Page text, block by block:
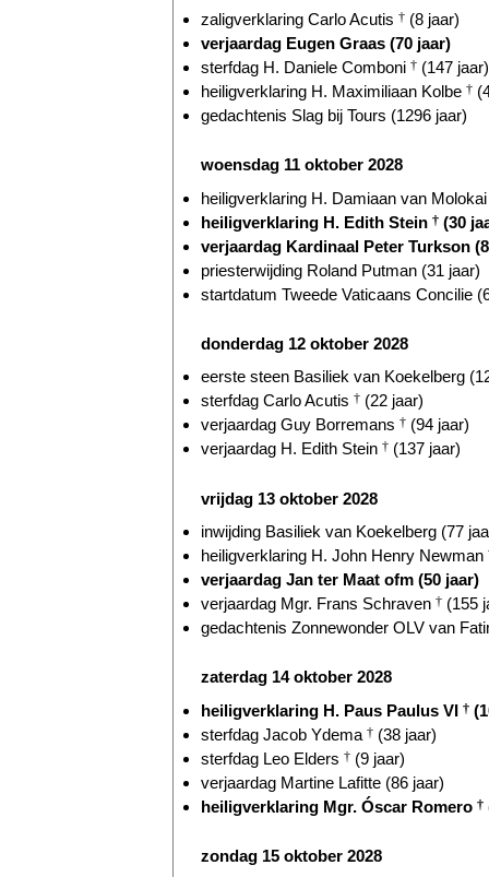
zaligverklaring Carlo Acutis † (8 jaar)
verjaardag Eugen Graas (70 jaar)
sterfdag H. Daniele Comboni † (147 jaar)
heiligverklaring H. Maximiliaan Kolbe †
gedachtenis Slag bij Tours (1296 jaar)
woensdag 11 oktober 2028
heiligverklaring H. Damiaan van
heiligverklaring H. Edith Stein † (30
verjaardag Kardinaal Peter Turkson
priesterwijding Roland Putman (31 jaar)
startdatum Tweede Vaticaans Concilie
donderdag 12 oktober 2028
eerste steen Basiliek van Koekelberg
sterfdag Carlo Acutis † (22 jaar)
verjaardag Guy Borremans † (94 jaar)
verjaardag H. Edith Stein † (137 jaar)
vrijdag 13 oktober 2028
inwijding Basiliek van Koekelberg (77
heiligverklaring H. John Henry Newman
verjaardag Jan ter Maat ofm (50 jaar)
verjaardag Mgr. Frans Schraven † (155
gedachtenis Zonnewonder OLV van
zaterdag 14 oktober 2028
heiligverklaring H. Paus Paulus VI †
sterfdag Jacob Ydema † (38 jaar)
sterfdag Leo Elders † (9 jaar)
verjaardag Martine Lafitte (86 jaar)
heiligverklaring Mgr. Óscar Romero †
zondag 15 oktober 2028